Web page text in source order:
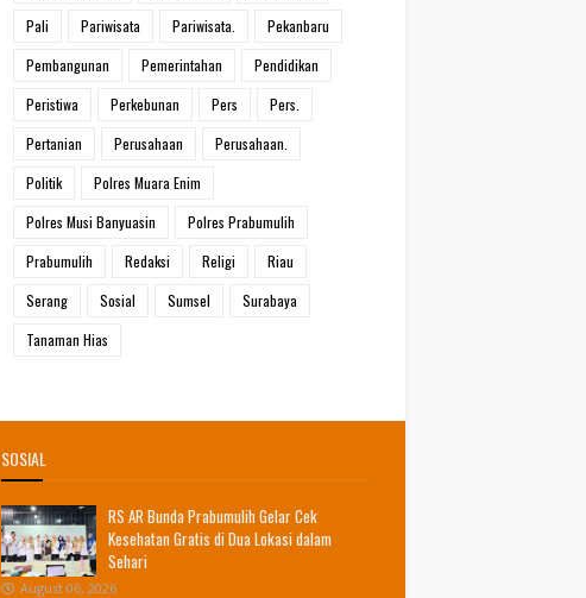
Pali
Pariwisata Pariwisata.
Pekanbaru
Pembangunan
Pemerintahan
Pendidikan
Peristiwa
Perkebunan Pers
Pers.
Pertanian
Perusahaan
Perusahaan.
Politik
Polres Muara Enim
Polres Musi Banyuasin
Polres Prabumulih
Prabumulih
Redaksi Religi
Riau
Serang
Sosial Sumsel
Surabaya
Tanaman Hias
SOSIAL
RS AR Bunda Prabumulih Gelar Cek
Kesehatan Gratis di Dua Lokasi dalam
Sehari
August 06, 2026